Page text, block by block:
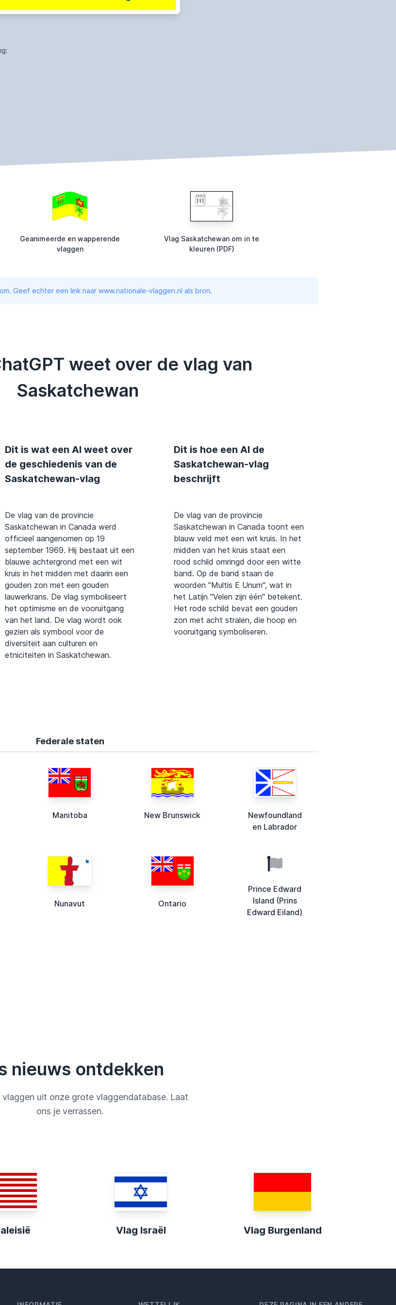
Geanimeerde en wapperende
vlaggen
Vlag Saskatchewan om in te
kleuren (PDF)
Geef echter een link naar www.nationale-vlaggen.nl als bron.
weet over de vlag van
Saskatchewan
Dit is wat een AI weet over
de geschiedenis van de
Saskatchewan-vlag
De vlag van de provincie
Saskatchewan in Canada werd
officieel aangenomen op 19
september 1969. Hij bestaat uit een
blauwe achtergrond met een wit
kruis in het midden met daarin een
gouden zon met een gouden
lauwerkrans. De vlag symboliseert
het optimisme en de vooruitgang
van het land. De vlag wordt ook
gezien als symbool voor de
diversiteit aan culturen en
etniciteiten in Saskatchewan.
Dit is hoe een AI de
Saskatchewan-vlag
beschrijft
De vlag van de provincie
Saskatchewan in Canada toont een
blauw veld met een wit kruis. In het
midden van het kruis staat een
rood schild omringd door een witte
band. Op de band staan de
woorden "Multis E Unum", wat in
het Latijn "Velen zijn één" betekent.
Het rode schild bevat een gouden
zon met acht stralen, die hoop en
vooruitgang symboliseren.
Federale staten
Manitoba New Brunswick
Newfoundland
en Labrador
Nunavut Ontario
Prince Edward
Island (Prins
Edward Eiland)
nieuws ontdekken
vlaggen uit onze grote vlaggendatabase. Laat
ons je verrassen.
Vlag Israël Vlag Burgenland